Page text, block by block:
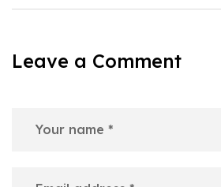
Leave a Comment